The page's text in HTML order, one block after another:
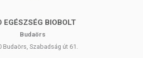
EGÉSZSÉG BIOBOLT
Budaörs
Budaörs, Szabadság út 61.